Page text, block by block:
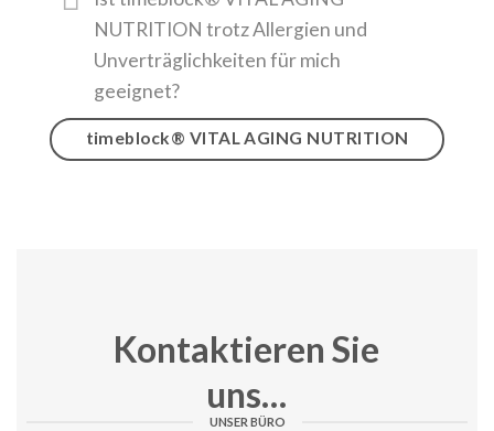
NUTRITION trotz Allergien und
Unverträglichkeiten für mich
geeignet?
timeblock® VITAL AGING NUTRITION
Kontaktieren Sie
uns…
UNSER BÜRO